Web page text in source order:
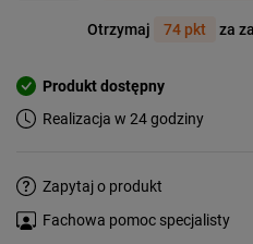
Otrzymaj 74 pkt za
Produkt dostępny
Realizacja w 24 godziny
Zapytaj o produkt
Fachowa pomoc specjalisty